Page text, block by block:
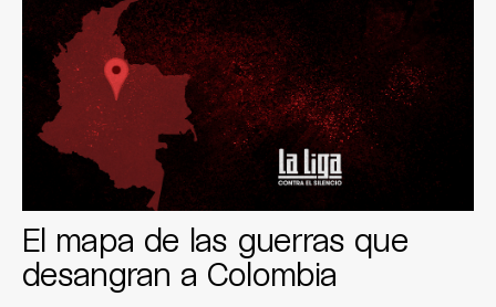
El mapa de las guerras que
desangran a Colombia